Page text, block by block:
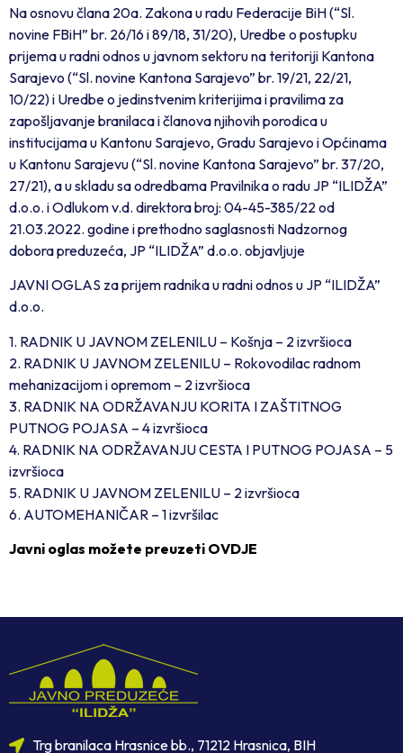
Na osnovu člana 20a. Zakona u radu Federacije BiH (“Sl.
novine FBiH” br. 26/16 i 89/18, 31/20), Uredbe o postupku
prijema u radni odnos u javnom sektoru na teritoriji Kantona
Sarajevo (“Sl. novine Kantona Sarajevo” br. 19/21, 22/21,
10/22) i Uredbe o jedinstvenim kriterijima i pravilima za
zapošljavanje branilaca i članova njihovih porodica u
institucijama u Kantonu Sarajevo, Gradu Sarajevo i Općinama
u Kantonu Sarajevu (“Sl. novine Kantona Sarajevo” br. 37/20,
27/21), a u skladu sa odredbama Pravilnika o radu JP “ILIDŽA”
d.o.o. i Odlukom v.d. direktora broj: 04-45-385/22 od
21.03.2022. godine i prethodno saglasnosti Nadzornog
dobora preduzeća, JP “ILIDŽA” d.o.o. objavljuje
JAVNI OGLAS za prijem radnika u radni odnos u JP “ILIDŽA”
d.o.o.
1. RADNIK U JAVNOM ZELENILU – Košnja – 2 izvršioca
2. RADNIK U JAVNOM ZELENILU – Rokovodilac radnom
mehanizacijom i opremom – 2 izvršioca
3. RADNIK NA ODRŽAVANJU KORITA I ZAŠTITNOG
PUTNOG POJASA – 4 izvršioca
4. RADNIK NA ODRŽAVANJU CESTA I PUTNOG POJASA – 5
izvršioca
5. RADNIK U JAVNOM ZELENILU – 2 izvršioca
6. AUTOMEHANIČAR – 1 izvršilac
Javni oglas možete preuzeti OVDJE
Trg branilaca Hrasnice bb., 71212 Hrasnica, BIH